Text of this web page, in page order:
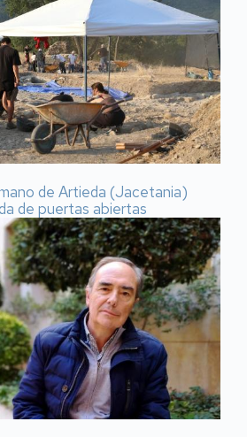
de Artieda (Jacetania)
de puertas abiertas